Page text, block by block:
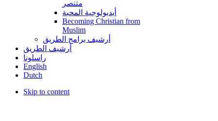
متنصر
أيديولوجية المحبة
Becoming Christian from
Muslim
أرشيف برامج الطريق
أرشيف الطريق
راسلونا
English
Dutch
Skip to content